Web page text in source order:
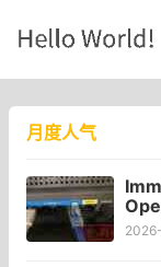
月度人气
对